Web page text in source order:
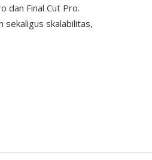
dan Final Cut Pro.
sekaligus skalabilitas,